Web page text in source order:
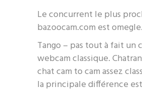
Le concurrent le plus
bazoocam.com est
Tango – pas tout à fait un
webcam classique.
chat cam to cam assez
la principale différence